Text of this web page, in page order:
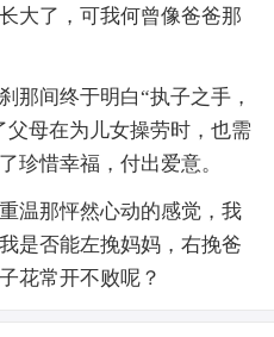
了，可我何曾像爸爸那
间终于明白“执子之手，
父母在为儿女操劳时，也需
珍惜幸福，付出爱意。
那怦然心动的感觉，我
是否能左挽妈妈，右挽爸
花常开不败呢？